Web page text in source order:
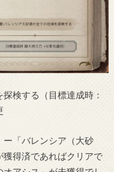
検する（目標達成時：
ー「バレンシア（大砂
得済であればクリアで